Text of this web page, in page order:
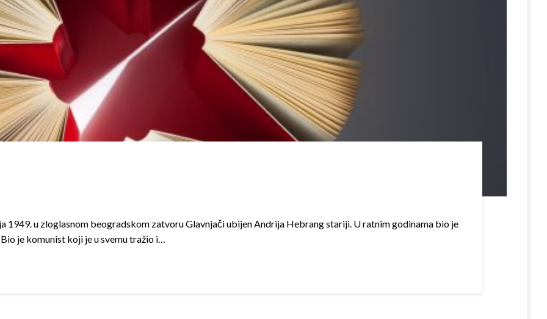
1949. u zloglasnom beogradskom zatvoru Glavnjači ubijen Andrija Hebrang stariji. U ratnim godinama bio je
je komunist koji je u svemu tražio i…